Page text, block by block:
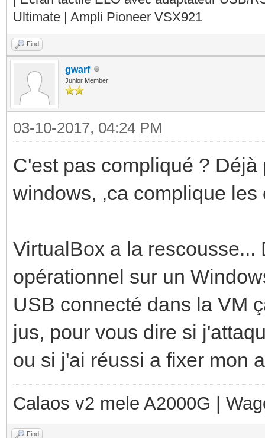
Ultimate | Ampli Pioneer VSX921
Find
gwarf
Junior Member
03-10-2017, 04:24 PM
C'est pas compliqué ?
windows, ,ca complique
VirtualBox a la
opérationnel sur un
USB connecté dans la VM
jus, pour vous dire si
ou si j'ai réussi a fixer mon
Calaos v2 mele A2000G |
Find